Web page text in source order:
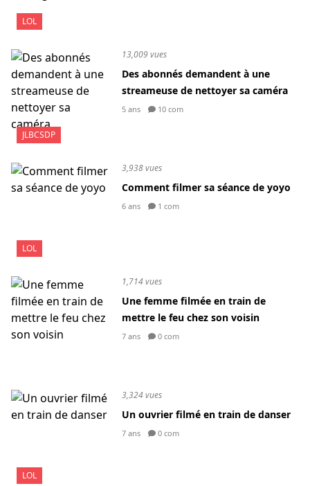
LOL
JLBCSDP
13,009 vues
Des abonnés demandent à une
streameuse de nettoyer sa caméra
5 ans 10 com
LOL
3,938 vues
Comment filmer sa séance de yoyo
6 ans 1 com
1,714 vues
Une femme filmée en train de
mettre le feu chez son voisin
7 ans 0 com
LOL
3,324 vues
Un ouvrier filmé en train de danser
7 ans 0 com